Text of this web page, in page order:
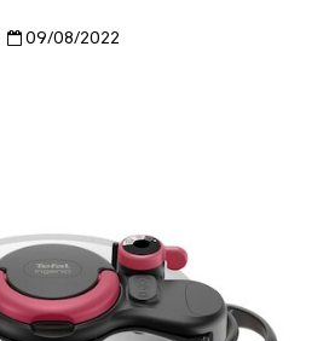
09/08/2022